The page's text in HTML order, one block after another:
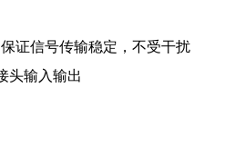
证信号传输稳定，不受干扰
头输入输出